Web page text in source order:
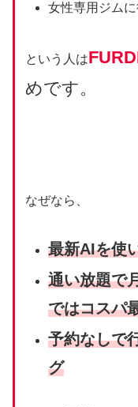
女性専用ジム
という人は
めです。
なぜなら、
最新AIを使
通い放題で
ではコスパ
予約なしで
グ